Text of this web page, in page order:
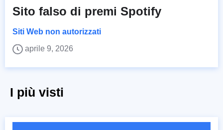
Sito falso di premi Spotify
Siti Web non autorizzati
aprile 9, 2026
I più visti